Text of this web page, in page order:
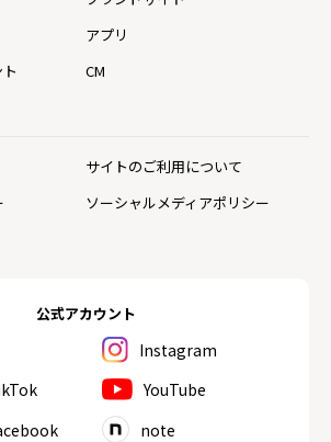
公式アカウント
Instagram
YouTube
note
アプリ
CM
サイトのご利用について
ソーシャルメディアポリシー